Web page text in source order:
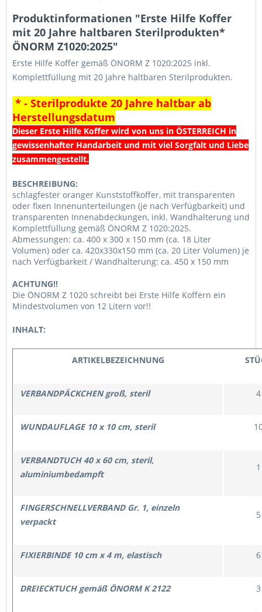
Produktinformationen "Erste Hilfe Koffer
mit 20 Jahre haltbaren Sterilprodukten*
ÖNORM Z1020:2025"
Erste Hilfe Koffer gemäß ÖNORM Z 1020:2025 inkl.
Komplettfüllung mit 20 Jahre haltbaren Sterilprodukten.
* - Sterilprodukte 20 Jahre haltbar ab
Herstellungsdatum
Dieser Erste Hilfe Koffer wird von uns in ÖSTERREICH in
gewissenhafter Handarbeit und mit viel Sorgfalt und Liebe
zusammengestellt.
BESCHREIBUNG:
schlagfester oranger Kunststoffkoffer, mit transparenten
oder fixen Innenunterteilungen (je nach Verfügbarkeit) und
transparenten Innenabdeckungen, inkl. Wandhalterung und
Komplettfüllung gemäß ÖNORM Z 1020:2025.
Abmessungen: ca. 400 x 300 x 150 mm (ca. 18 Liter
Volumen) oder ca. 420x330x150 mm (ca. 20 Liter Volumen) je
nach Verfügbarkeit / Wandhalterung: ca. 450 x 150 mm
ACHTUNG!!
Die ÖNORM Z 1020 schreibt bei Erste Hilfe Koffern ein
Mindestvolumen von 12 Litern vor!!
INHALT:
ARTIKELBEZEICHNUNG
VERBANDPÄCKCHEN groß, steril 4
WUNDAUFLAGE 10 x 10 cm, steril
VERBANDTUCH 40 x 60 cm, steril,
aluminiumbedampft
1
FINGERSCHNELLVERBAND Gr. 1, einzeln
verpackt
5
FIXIERBINDE 10 cm x 4 m, elastisch 6
DREIECKTUCH gemäß ÖNORM K 2122 3